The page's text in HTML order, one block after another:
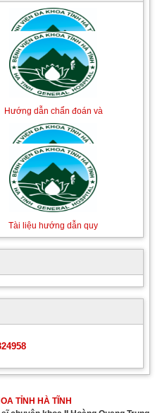
Hướng dẫn chẩn đoán và
điều trị các bệnh về dị
ứng-miễn dịch lâm sàng
Hướng dẫn chẩn đoán và
điều trị một số bệnh
truyền nhiễm
Hướng dẫn Quy trình kỹ
thuật Nhi khoa
TỈNH HÀ TĨNH